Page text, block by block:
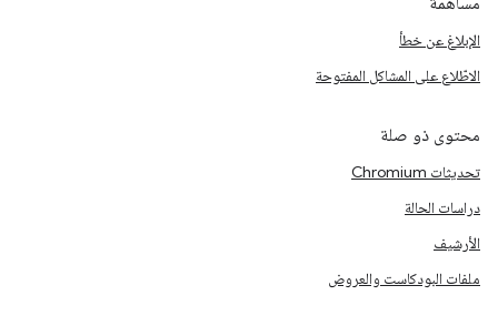
الإبلاغ عن خطأ
الاطّلاع على المشاكل المفتوحة
محتوى ذو صلة
تحديثات Chromium
دراسات الحالة
الأرشيف
ملفات البودكاست والعروض